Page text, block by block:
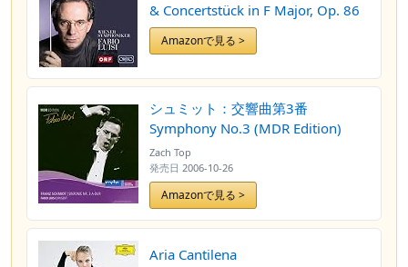
& Concertstück in F Major, Op. 86
Amazonで見る >
シュミット：交響曲第3番
Symphony No.3 (MDR Edition)
Zach Top
発売日 2006-10-26
Amazonで見る >
Aria Cantilena